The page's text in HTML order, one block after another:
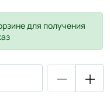
для получения